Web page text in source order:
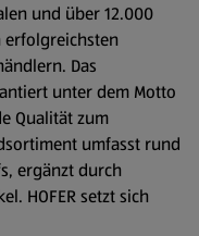
und über 12.000
Das
unter dem Motto
Qualität zum
umfasst rund
ergänzt durch
HOFER setzt sich